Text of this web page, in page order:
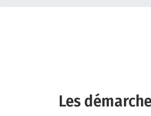
Les Evolution du